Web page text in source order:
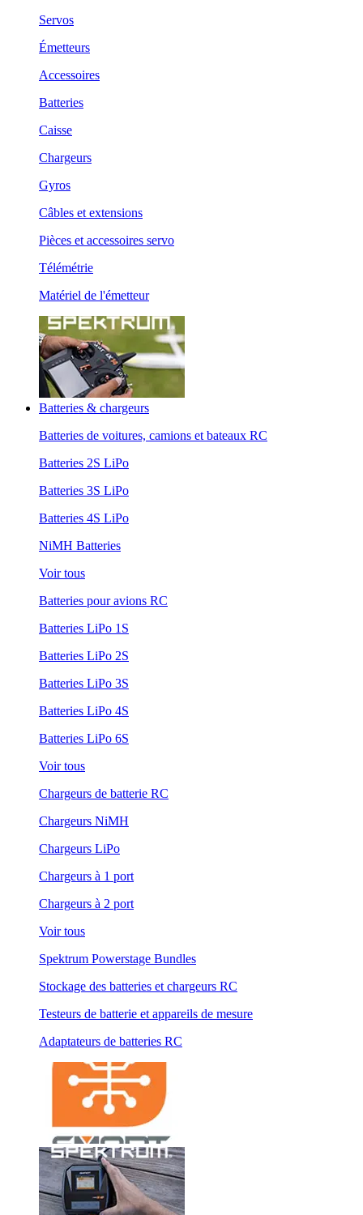
Servos
Émetteurs
Accessoires
Batteries
Caisse
Chargeurs
Gyros
Câbles et extensions
Pièces et accessoires servo
Télémétrie
Matériel de l'émetteur
Batteries & chargeurs
Batteries de voitures, camions et bateaux RC
Batteries 2S LiPo
Batteries 3S LiPo
Batteries 4S LiPo
NiMH Batteries
Voir tous
Batteries pour avions RC
Batteries LiPo 1S
Batteries LiPo 2S
Batteries LiPo 3S
Batteries LiPo 4S
Batteries LiPo 6S
Voir tous
Chargeurs de batterie RC
Chargeurs NiMH
Chargeurs LiPo
Chargeurs à 1 port
Chargeurs à 2 port
Voir tous
Spektrum Powerstage Bundles
Stockage des batteries et chargeurs RC
Testeurs de batterie et appareils de mesure
Adaptateurs de batteries RC